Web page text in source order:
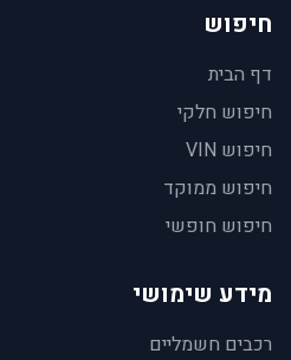
חיפוש
דף הבית
חיפוש חלקי
חיפוש VIN
חיפוש ממוקד
חיפוש חופשי
מידע שימושי
רכבים חשמליים